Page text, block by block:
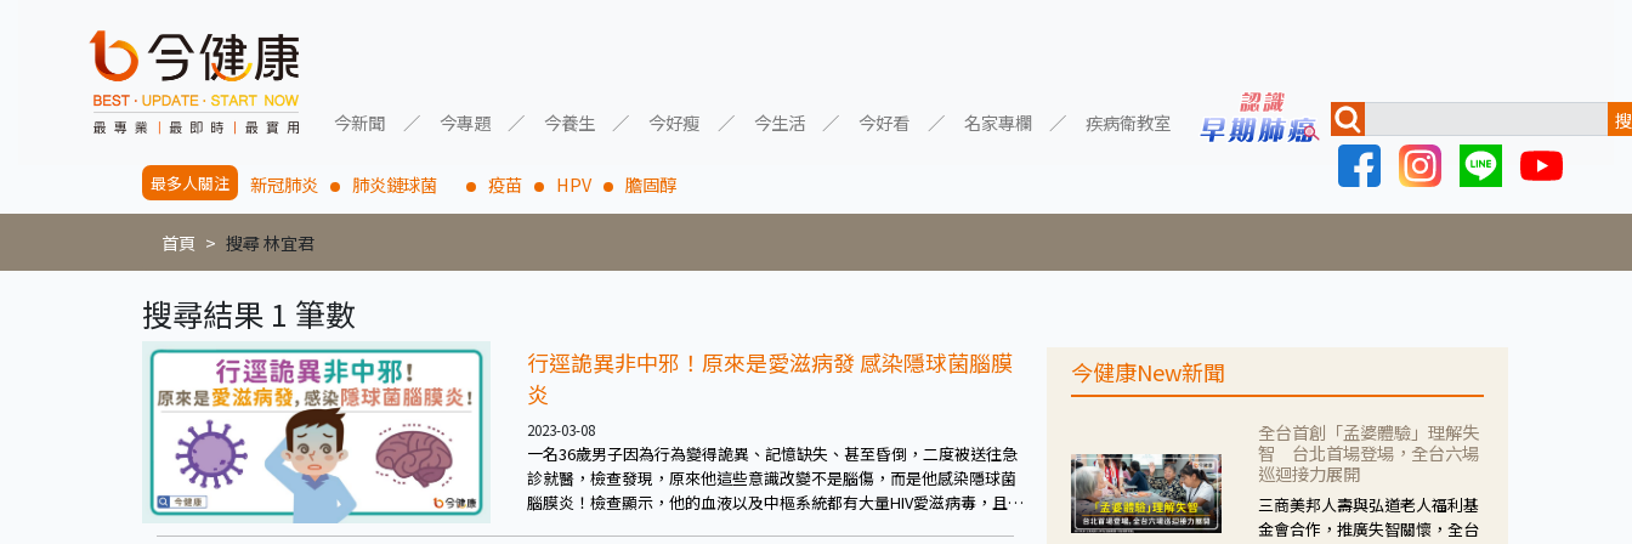
今新聞 今專題 今養生 今好瘦 今生活 今好看 名家專欄 疾病衛教室
最多人關注 新冠肺炎 肺炎鏈球菌 疫苗 HPV 膽固醇
首頁 搜尋 林宜君
搜尋結果 1 筆數
行逕詭異非中邪！原來是愛滋病發 感染隱球菌腦膜
炎
2023-03-08
一名36歲男子因為行為變得詭異、記憶缺失、甚至昏倒，二度被送往急
診就醫，檢查發現，原來他這些意識改變不是腦傷，而是他感染隱球菌
腦膜炎！檢查顯示，他的血液以及中樞系統都有大量HIV愛滋病毒，且免
今健康New新聞
全台首創「孟婆體驗」理解失
智 台北首場登場，全台六場
巡迴接力展開
三商美邦人壽與弘道老人福利基
金會合作，推廣失智關懷，全台